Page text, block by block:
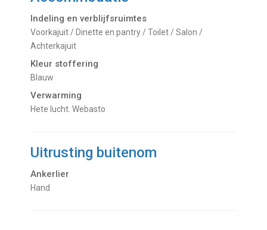
Indeling en verblijfsruimtes
Voorkajuit / Dinette en pantry / Toilet / Salon /
Achterkajuit
Kleur stoffering
Blauw
Verwarming
hete lucht. Webasto
Uitrusting buitenom
Ankerlier
Hand